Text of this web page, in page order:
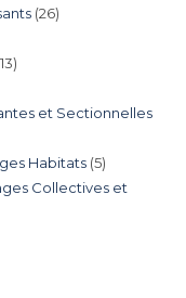
26
13
et Sectionnelles
Habitats 5
Collectives et